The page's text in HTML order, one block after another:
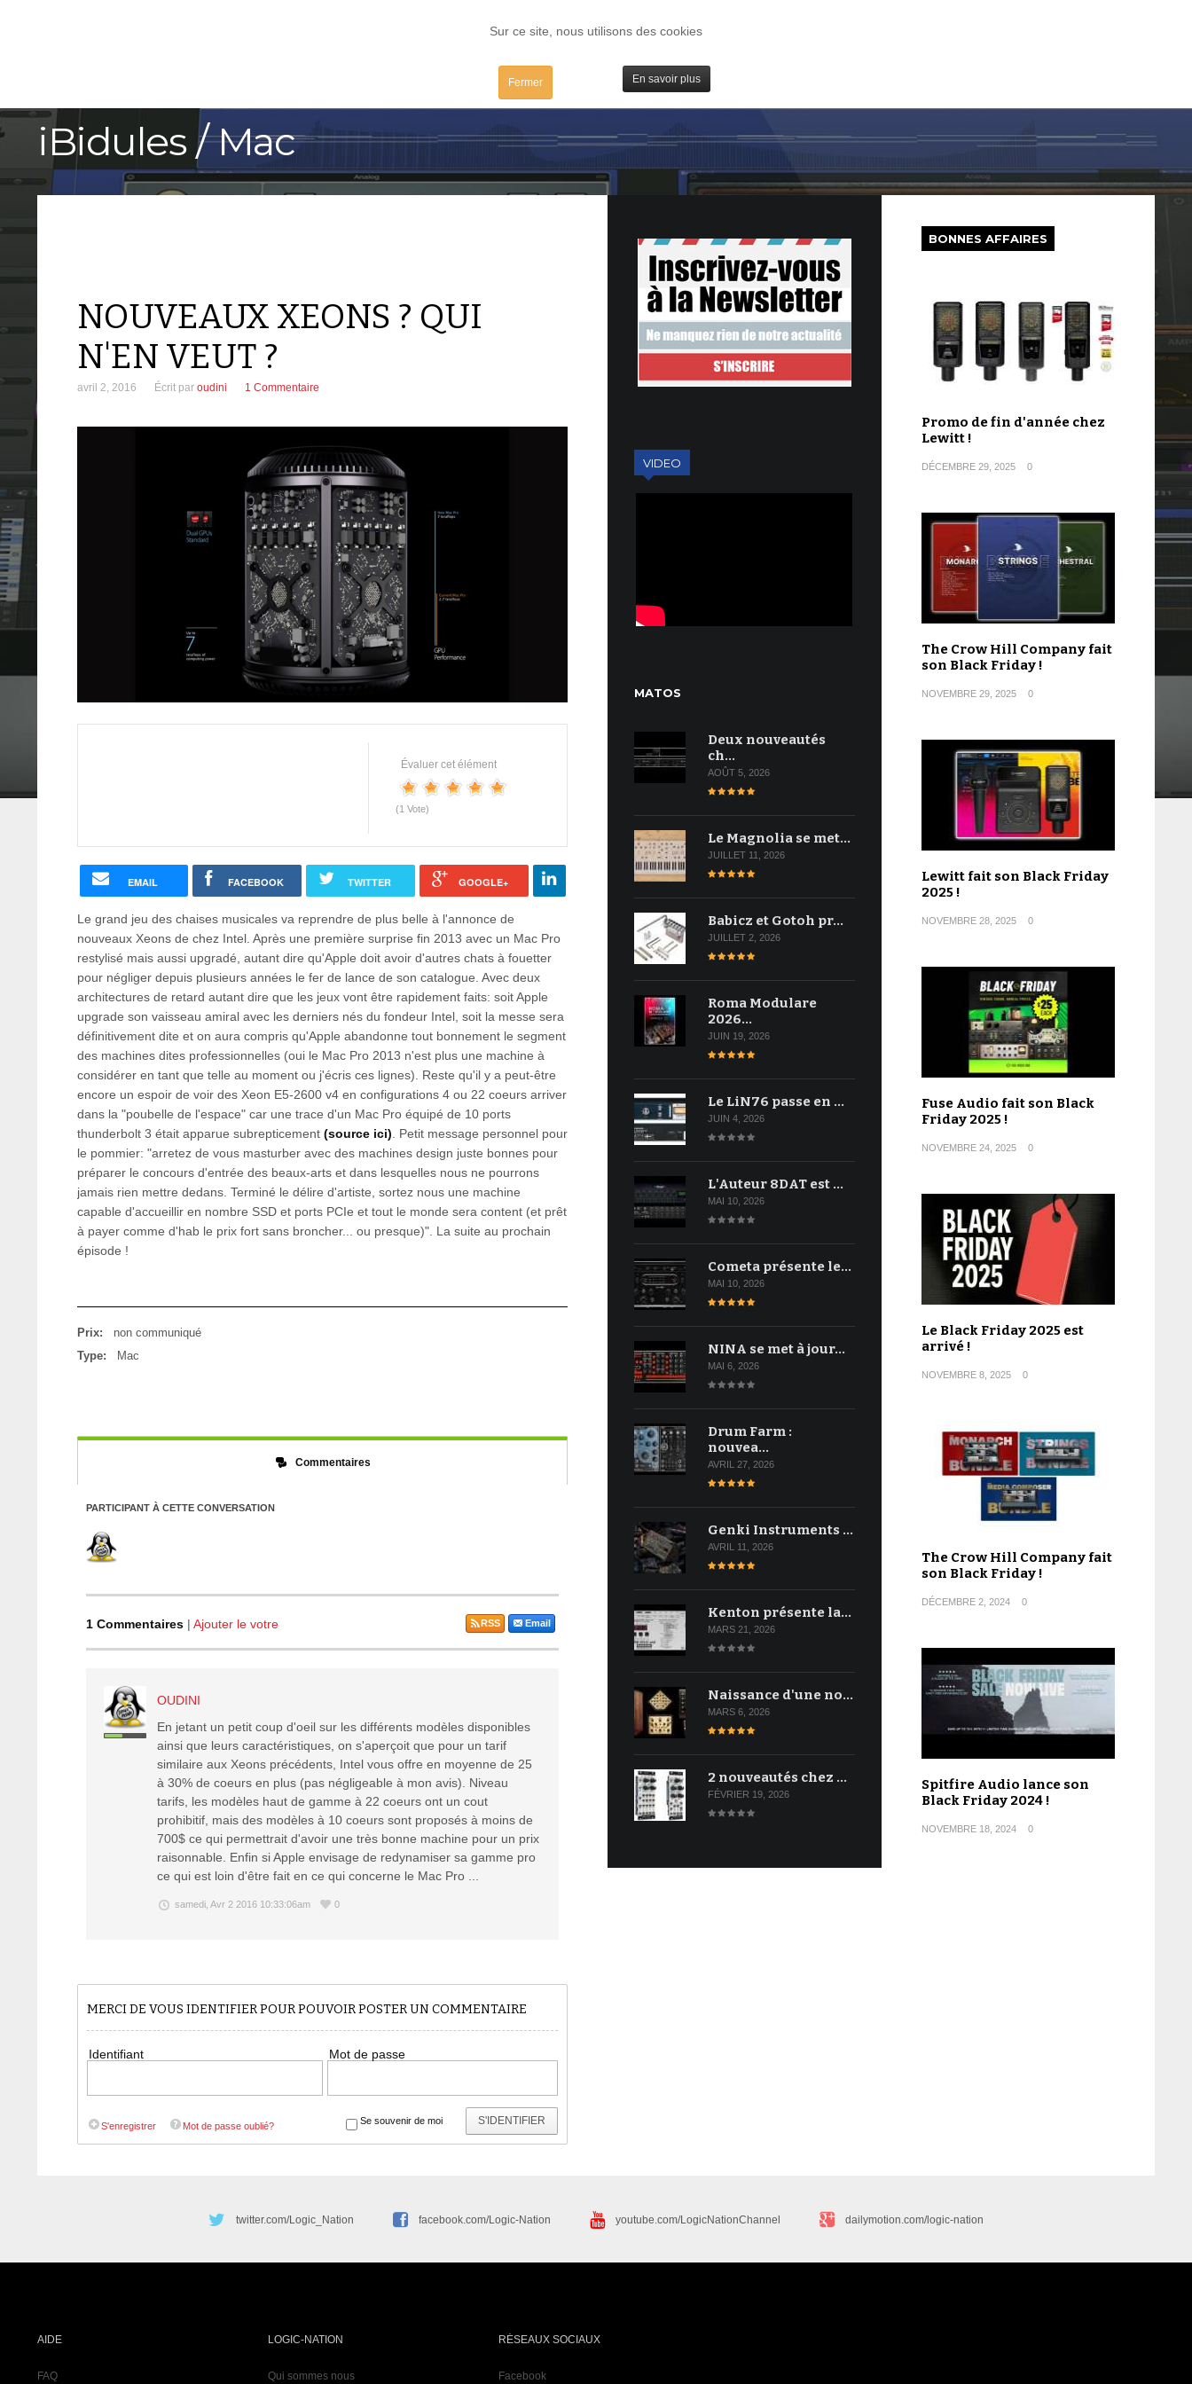
Sur ce site, nous utilisons des cookies
Fermer En savoir plus
TESTS IBIDULES / MAC PLUGS / IV
iBidules / Mac
NOUVEAUX XEONS ? QUI
N'EN VEUT ?
avril 2, 2016 Écrit par oudini 1 Commentaire
Évaluer cet élément
(1 Vote)
EMAIL FACEBOOK TWITTER GOOGLE+
Le grand jeu des chaises musicales va reprendre de plus belle à l'annonce de
nouveaux Xeons de chez Intel. Après une première surprise fin 2013 avec un Mac Pro
restylisé mais aussi upgradé, autant dire qu'Apple doit avoir d'autres chats à fouetter
pour négliger depuis plusieurs années le fer de lance de son catalogue. Avec deux
architectures de retard autant dire que les jeux vont être rapidement faits: soit Apple
upgrade son vaisseau amiral avec les derniers nés du fondeur Intel, soit la messe sera
définitivement dite et on aura compris qu'Apple abandonne tout bonnement le segment
des machines dites professionnelles (oui le Mac Pro 2013 n'est plus une machine à
considérer en tant que telle au moment ou j'écris ces lignes). Reste qu'il y a peut-être
encore un espoir de voir des Xeon E5-2600 v4 en configurations 4 ou 22 coeurs arriver
dans la "poubelle de l'espace" car une trace d'un Mac Pro équipé de 10 ports
thunderbolt 3 était apparue subrepticement (source ici). Petit message personnel pour
le pommier: "arretez de vous masturber avec des machines design juste bonnes pour
préparer le concours d'entrée des beaux-arts et dans lesquelles nous ne pourrons
jamais rien mettre dedans. Terminé le délire d'artiste, sortez nous une machine
capable d'accueillir en nombre SSD et ports PCIe et tout le monde sera content (et prêt
à payer comme d'hab le prix fort sans broncher... ou presque)". La suite au prochain
épisode !
Prix:
non communiqué
Type:
Mac
Commentaires
PARTICIPANT À CETTE CONVERSATION
1 Commentaires | Ajouter le votre Email
RSS
OUDINI
En jetant un petit coup d'oeil sur les différents modèles disponibles
ainsi que leurs caractéristiques, on s'aperçoit que pour un tarif
similaire aux Xeons précédents, Intel vous offre en moyenne de 25
à 30% de coeurs en plus (pas négligeable à mon avis). Niveau
tarifs, les modèles haut de gamme à 22 coeurs ont un cout
prohibitif, mais des modèles à 10 coeurs sont proposés à moins de
700$ ce qui permettrait d'avoir une très bonne machine pour un prix
raisonnable. Enfin si Apple envisage de redynamiser sa gamme pro
ce qui est loin d'être fait en ce qui concerne le Mac Pro ...
samedi, Avr 2 2016 10:33:06am 0
MERCI DE VOUS IDENTIFIER POUR POUVOIR POSTER UN COMMENTAIRE
Identifiant Mot de passe
S'IDENTIFIER
Se souvenir de moi
S'enregistrer Mot de passe oublié?
VIDEO
MATOS
Deux nouveautés
ch…
AOÛT 5, 2026
Le Magnolia se met…
JUILLET 11, 2026
Babicz et Gotoh pr…
JUILLET 2, 2026
Roma Modulare
2026…
JUIN 19, 2026
Le LiN76 passe en …
JUIN 4, 2026
L'Auteur 8DAT est …
MAI 10, 2026
Cometa présente le…
MAI 10, 2026
NINA se met à jour…
MAI 6, 2026
Drum Farm :
nouvea…
AVRIL 27, 2026
Genki Instruments …
AVRIL 11, 2026
Kenton présente la…
MARS 21, 2026
Naissance d'une no…
MARS 6, 2026
2 nouveautés chez …
FÉVRIER 19, 2026
BONNES AFFAIRES
Promo de fin d'année chez
Lewitt !
DÉCEMBRE 29, 2025 0
The Crow Hill Company fait
son Black Friday !
NOVEMBRE 29, 2025 0
Lewitt fait son Black Friday
2025 !
NOVEMBRE 28, 2025 0
Fuse Audio fait son Black
Friday 2025 !
NOVEMBRE 24, 2025 0
Le Black Friday 2025 est
arrivé !
NOVEMBRE 8, 2025 0
The Crow Hill Company fait
son Black Friday !
DÉCEMBRE 2, 2024 0
Spitfire Audio lance son
Black Friday 2024 !
NOVEMBRE 18, 2024 0
twitter.com/Logic_Nation facebook.com/Logic-Nation youtube.com/LogicNationChannel dailymotion.com/logic-nation
AIDE
FAQ
LOGIC-NATION
Qui sommes nous
RÉSEAUX SOCIAUX
Facebook